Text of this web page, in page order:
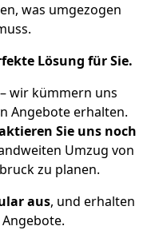
was umgezogen
Lösung für Sie.
wir kümmern uns
Angebote erhalten.
Sie uns noch
Umzug von
zu planen.
aus, und erhalten